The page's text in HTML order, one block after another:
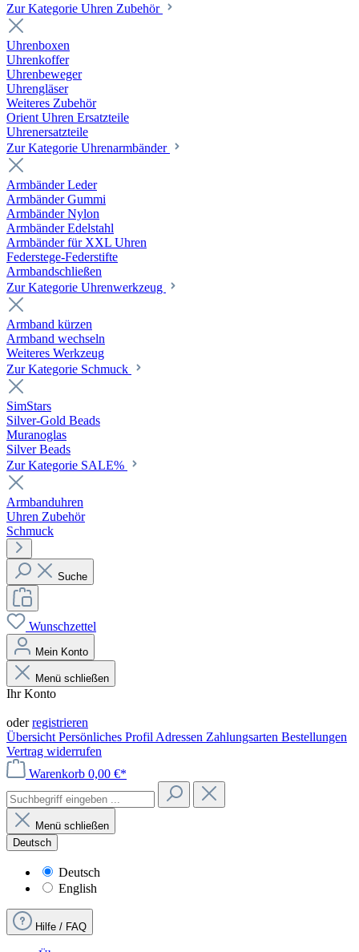
Zur Kategorie Uhren Zubehör
Uhrenboxen
Uhrenkoffer
Uhrenbeweger
Uhrengläser
Weiteres Zubehör
Orient Uhren Ersatzteile
Uhrenersatzteile
Zur Kategorie Uhrenarmbänder
Armbänder Leder
Armbänder Gummi
Armbänder Nylon
Armbänder Edelstahl
Armbänder für XXL Uhren
Federstege-Federstifte
Armbandschließen
Zur Kategorie Uhrenwerkzeug
Armband kürzen
Armband wechseln
Weiteres Werkzeug
Zur Kategorie Schmuck
SimStars
Silver-Gold Beads
Muranoglas
Silver Beads
Zur Kategorie SALE%
Armbanduhren
Uhren Zubehör
Schmuck
Suche
Wunschzettel
Mein Konto
Menü schließen
Ihr Konto
oderregistrieren
Übersicht Persönliches Profil Adressen Zahlungsarten Bestellungen
Vertrag widerrufen
Warenkorb 0,00 €*
Menü schließen
Deutsch
Deutsch
English
Hilfe / FAQ